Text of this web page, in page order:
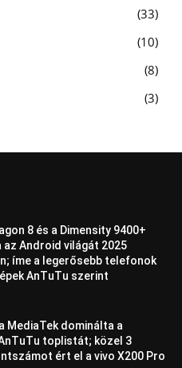
33
10
8
3
8 és a Dimensity 9400+
az Android világát 2025
íme a legerősebb telefonok
AnTuTu szerint
MediaTek dominálta a
toplistát; közel 3
ért el a vivo X200 Pro